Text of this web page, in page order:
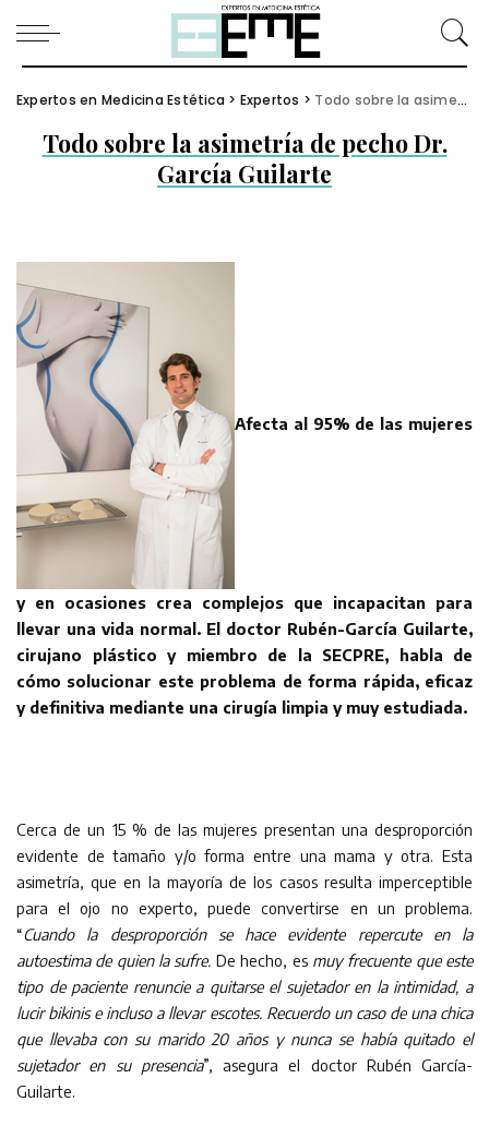
Expertos en Medicina Estética > Expertos > Todo sobre la asimetría de pecho Dr. García Guilarte
Todo sobre la asimetría de pecho Dr.
García Guilarte
Afecta al 95% de las mujeres
y en ocasiones crea complejos que incapacitan para
llevar una vida normal. El doctor Rubén-García Guilarte,
cirujano plástico y miembro de la SECPRE, habla de
cómo solucionar este problema de forma rápida, eficaz
y definitiva mediante una cirugía limpia y muy estudiada.
Cerca de un 15 % de las mujeres presentan una desproporción
evidente de tamaño y/o forma entre una mama y otra. Esta
asimetría, que en la mayoría de los casos resulta imperceptible
para el ojo no experto, puede convertirse en un problema.
“Cuando la desproporción se hace evidente repercute en la
autoestima de quien la sufre. De hecho, esmuy frecuente que este
tipo de paciente renuncie a quitarse el sujetador en la intimidad, a
lucir bikinis e incluso a llevar escotes. Recuerdo un caso de una chica
que llevaba con su marido 20 años y nunca se había quitado el
sujetador en su presencia”, asegura el doctor Rubén García-
Guilarte.